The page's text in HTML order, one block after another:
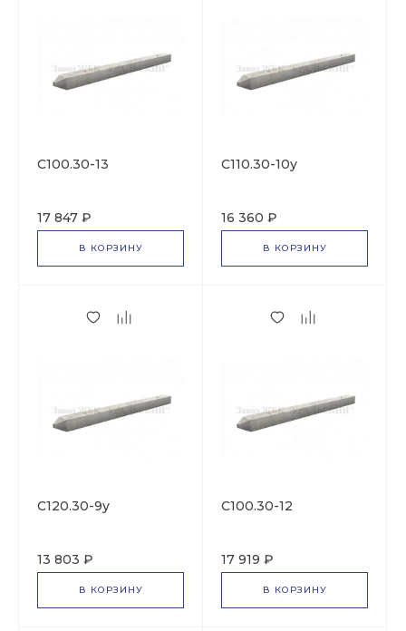
С100.30-13
17 847 ₽
В КОРЗИНУ
С110.30-10у
16 360 ₽
В КОРЗИНУ
С120.30-9у
13 803 ₽
В КОРЗИНУ
С100.30-12
17 919 ₽
В КОРЗИНУ